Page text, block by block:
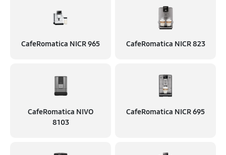
CafeRomatica NICR 965 CafeRomatica NICR 823
CafeRomatica NIVO
8103
CafeRomatica NICR 695